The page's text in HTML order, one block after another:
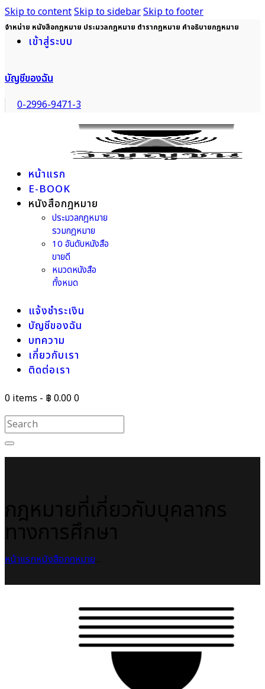
Skip to contentSkip to sidebarSkip to footer
จำหน่าย หนังสือกฎหมาย ประมวลกฎหมาย ตำรากฎหมาย คำอธิบายกฎหมาย
เข้าสู่ระบบ
บัญชีของฉัน
0-2996-9471-3
หน้าแรก
E-BOOK
หนังสือกฎหมาย
ประมวลกฎหมาย
รวมกฎหมาย
10 อันดับหนังสือ
ขายดี
หมวดหนังสือ
ทั้งหมด
แจ้งชำระเงิน
บัญชีของฉัน
บทความ
เกี่ยวกับเรา
ติดต่อเรา
0 items - ฿ 0.000
หน้าแรกหนังสือกฎหมาย